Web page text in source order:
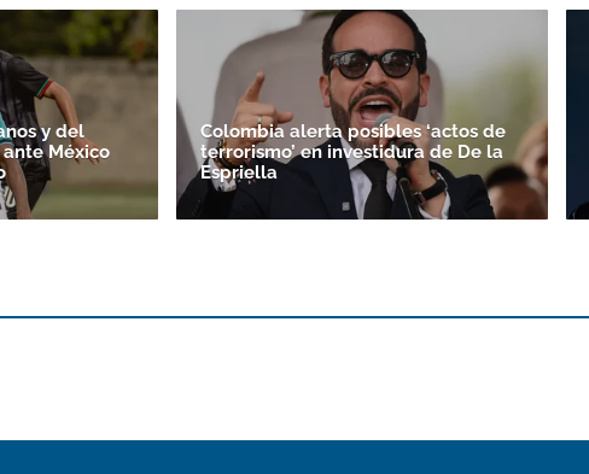
y del
México
Colombia alerta posibles ‘actos de
terrorismo’ en investidura de De la
Espriella